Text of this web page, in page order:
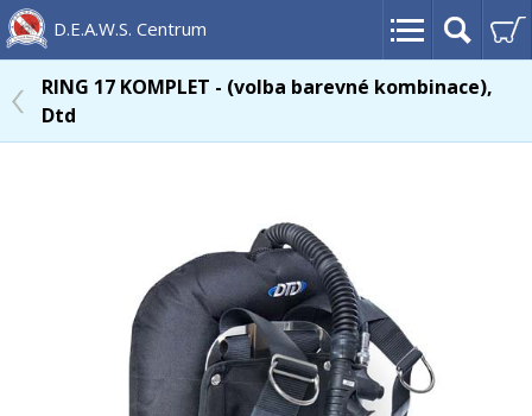
D.E.A.W.S. Centrum
RING 17 KOMPLET - (volba barevné kombinace),
Dtd